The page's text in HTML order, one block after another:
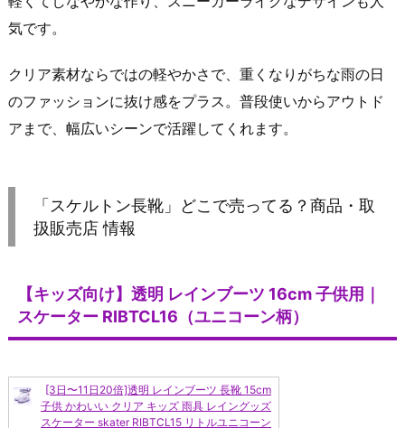
気です。
クリア素材ならではの軽やかさで、重くなりがちな雨の日
のファッションに抜け感をプラス。普段使いからアウトド
アまで、幅広いシーンで活躍してくれます。
「スケルトン長靴」どこで売ってる？商品・取
扱販売店 情報
【キッズ向け】透明 レインブーツ 16cm 子供用｜
スケーター RIBTCL16（ユニコーン柄）
[3日〜11日20倍]透明 レインブーツ 長靴 15cm
子供 かわいい クリア キッズ 雨具 レイングッズ
スケーター skater RIBTCL15 リトルユニコーン